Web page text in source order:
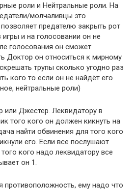
роли и Нейтральные роли. На
молчаливцы это
предателю закрыть рот
и на голосовании он не
голосования он сможет
Доктор он относиться к мирному
трупы сколько угодно раз
кого то если он не найдёт его
нейтральные роли)
или Джестер. Леквидатору в
того кого он должен кикнуть на
найти обвинения для того кого
его. Если все послушают
кого надо леквидатору все
он 1.
ему надо что